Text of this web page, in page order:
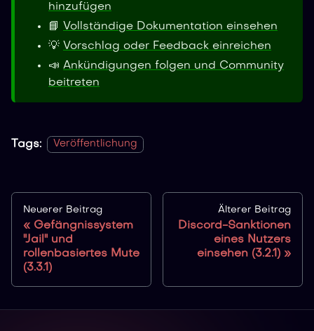
hinzufügen
📘 Vollständige Dokumentation einsehen
💡 Vorschlag oder Feedback einreichen
📣 Ankündigungen folgen und Community
beitreten
Tags: Veröffentlichung
Neuerer Beitrag
Gefängnissystem
"Jail" und
rollenbasiertes Mute
(3.3.1)
Älterer Beitrag
Discord-Sanktionen
eines Nutzers
einsehen (3.2.1)